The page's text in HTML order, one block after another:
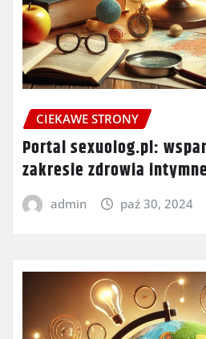
CIEKAWE STRONY
Portal sexuolog.pl:
zakresie zdrowia
admin paź 30, 2024